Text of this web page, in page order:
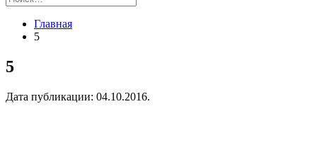
Главная
5
5
Дата публикации: 04.10.2016.